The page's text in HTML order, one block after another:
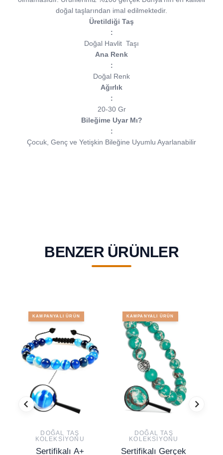
doğal taşlarından imal edilmektedir.
Üretildiği Taş
:
Doğal Havlit Taşı
Ana Renk
:
Doğal Renk
Ağırlık
:
20-30 Gr
Bileğime Uyar Mı?
:
Çocuk, Genç ve Yetişkin Bileğine Uyumlu Ayarlanabilir
BENZER ÜRÜNLER
KAMPANYALI ÜRÜN
DOĞAL TAŞ
KOLEKSIYONU
Sertifikalı A+
KAMPANYALI ÜRÜN
DOĞAL TAŞ
KOLEKSIYONU
Sertifikalı Gerçek